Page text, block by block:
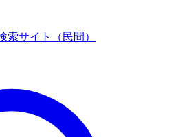
索サイト（民間）